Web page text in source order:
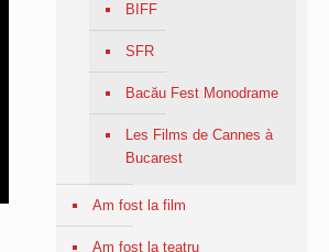
BIFF
SFR
Bacău Fest Monodrame
Les Films de Cannes à
Bucarest
Am fost la film
Am fost la teatru